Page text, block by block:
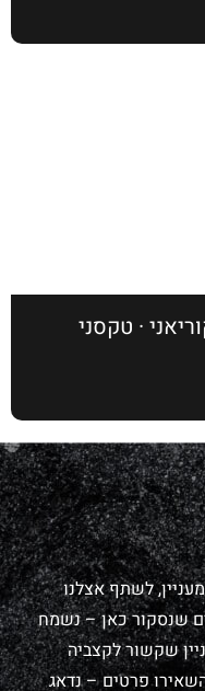
לשתף אצלנו
שנסקור כאן – נשמח
שקשור לקצביה
פרטים – נדאג